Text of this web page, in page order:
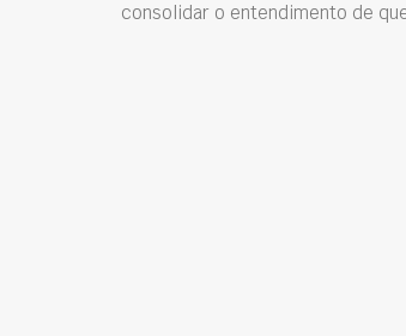
consolidar o entendimento de